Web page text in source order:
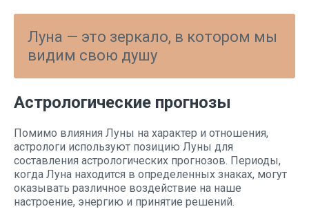
Луна — это зеркало, в котором мы
видим свою душу
Астрологические прогнозы
Помимо влияния Луны на характер и отношения,
астрологи используют позицию Луны для
составления астрологических прогнозов. Периоды,
когда Луна находится в определенных знаках, могут
оказывать различное воздействие на наше
настроение, энергию и принятие решений.